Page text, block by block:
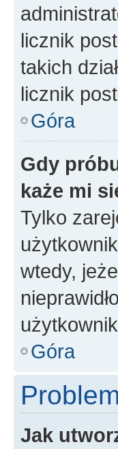
licznik
takich
licznik
Góra
Gdy
każe mi
Tylko
wtedy,
Góra
Jak